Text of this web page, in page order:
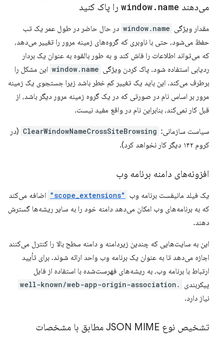
می‌دهند
window. name را پاک کنید
مقدار ویژگی window.name در حال حاضر در طول عمر یک تب
حفظ می‌شود، حتی با ناوبری که گروه‌های زمینه مرور را تغییر می‌دهد،
که می‌تواند اطلاعات را فاش کند و به طور بالقوه به عنوان یک بردار
ردیابی استفاده شود. پاک کردن ویژگی window.name این مشکل را
برطرف می‌کند. این باید یک تغییر کم خطر باشد زیرا جستجوی یک زمینه
مرور بر اساس نام در صورتی که در یک گروه زمینه مرور دیگر باشد، از
قبل کار نمی‌کند، بنابراین نام در واقع مفید نیست.
سیاست سازمانی: ClearWindowNameCrossSiteBrowsing (در
کروم ۱۴۲ دیگر کار نخواهد کرد).
افزونه‌های دامنه برنامه وب
یک فیلد مانیفست برنامه وب "scope_extensions"
اضافه می‌کند
که به برنامه‌های وب امکان می‌دهد دامنه خود را به سایر ریشه‌ها گسترش
دهند.
این به سایت‌هایی که چندین زیردامنه و دامنه سطح بالا را کنترل می‌کنند
اجازه می‌دهد تا به عنوان یک برنامه وب واحد ارائه شوند. برای تأیید
ارتباط با برنامه وب، به ریشه‌های فهرست‌شده با استفاده از فایل
پیکربندی
.well-known/web-app-origin-association
نیاز دارد.
تشخیص نوع JSON MIME مطابق با مشخصات